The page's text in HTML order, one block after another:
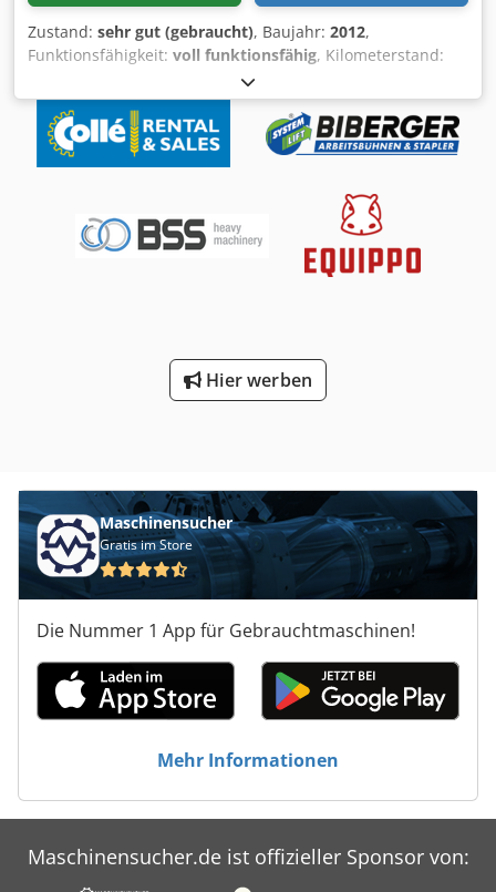
Zustand: sehr gut (gebraucht), Baujahr: 2012,
Funktionsfähigkeit: voll funktionsfähig, Kilometerstand:
, Mobiler Kompressor ATLAS COPCO XAHS237+
Maschine mit Nachkühler, nach vollständigem Service!!!
Technische Daten: Leistung: 14,20 m³/min; Arbeitsdruck:
12 Bar; Baujahr: 2012; Dedjwwigbepfx Ahgokr DEUTZ Motor
Betriebsstunden: 2048 Std Kompressor voll funktionsfähig,
einsatzbereit, mit Garantie Maschine importiert im
einwandfreien Zustand!!!
Hier werben
Maschinensucher
Gratis im Store
Die Nummer 1 App für Gebrauchtmaschinen!
Mehr Informationen
Maschinensucher.de ist offizieller Sponsor von: